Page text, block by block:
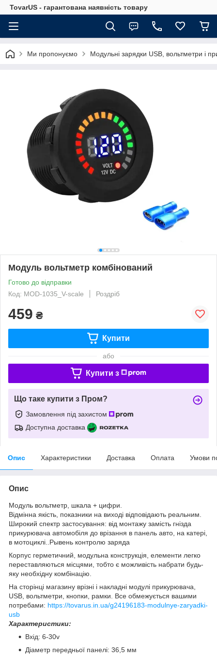
TovarUS - гарантована наявність товару
Ми пропонуємо Модульні зарядки USB, вольтметри і
Модуль вольтметр комбінований
Готово до відправки
Код: MOD-1035_V-scale
Роздріб
459 ₴
Купити
або
Купити з
Що таке купити з Пром?
Замовлення під захистом
Доступна доставка
Опис Характеристики Доставка Оплата Умови
Опис
Модуль вольтметр, шкала + цифри.
Відмінна якість, показники на виході відповідають реальним.
Широкий спектр застосування: від монтажу замість гнізда
прикурювача автомобіля до врізання в панель авто, на катері,
в мотоциклі..Рывень контролю заряда
Корпус герметичний, модульна конструкція, елементи легко
переставляються місцями, тобто є можливість набрати будь-
яку необхідну комбінацію.
На сторінці магазину врізні і накладні модулі прикурювача,
USB, вольтметри, кнопки, рамки. Все обмежується вашими
потребами: https://tovarus.in.ua/g24196183-modulnye-zaryadki-
usb
Характеристики:
Вхід: 6-30v
Діаметр передньої панелі: 36,5 мм